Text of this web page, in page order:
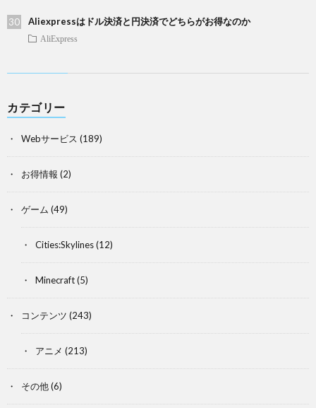
Aliexpressはドル決済と円決済でどちらがお得なのか
AliExpress
カテゴリー
Webサービス (189)
お得情報 (2)
ゲーム (49)
Cities:Skylines(12)
Minecraft(5)
コンテンツ (243)
アニメ (213)
その他(6)